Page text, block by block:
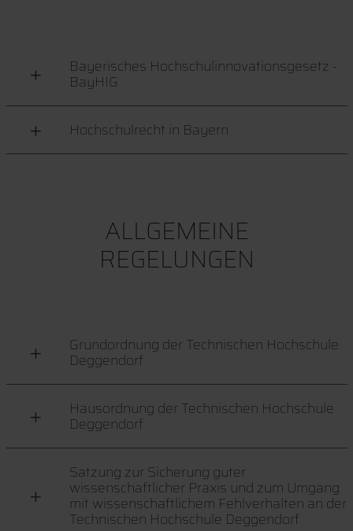
Bayerisches Hochschulinnovationsgesetz -
BayHIG
Hochschulrecht in Bayern
ALLGEMEINE
REGELUNGEN
Grundordnung der Technischen Hochschule
Deggendorf
Hausordnung der Technischen Hochschule
Deggendorf
Satzung zur Sicherung guter
wissenschaftlicher Praxis und zum Umgang
mit wissenschaftlichem Fehlverhalten an der
Technischen Hochschule Deggendorf